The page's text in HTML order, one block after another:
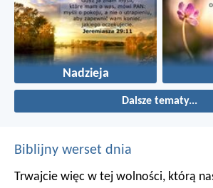
Nadzieja
Dalsze tematy...
Biblijny werset dnia
Trwajcie więc w tej wolności, którą